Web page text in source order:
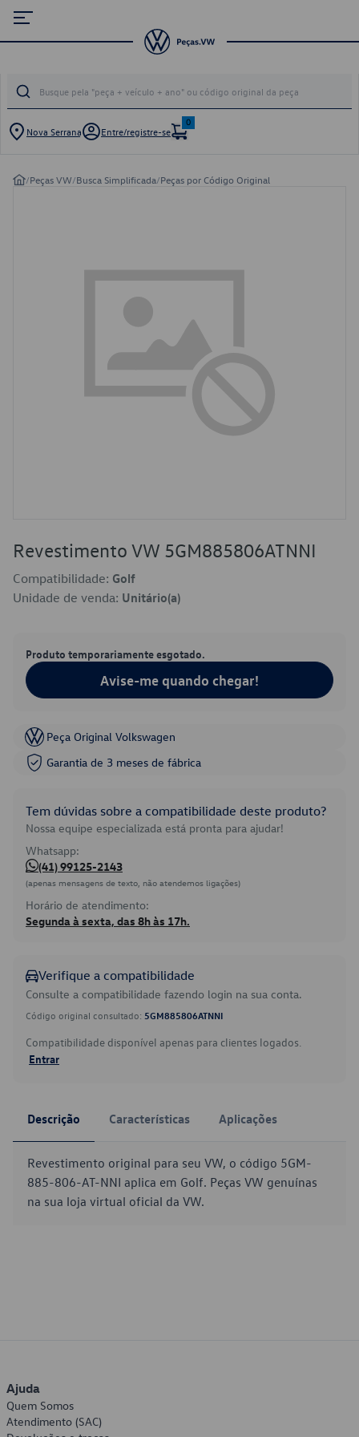
Nova Serrana Entre/registre-se
0
/Peças VW/Busca Simplificada/Peças por Código Original
Revestimento VW 5GM885806ATNNI
Compatibilidade: Golf
Unidade de venda: Unitário(a)
Produto temporariamente esgotado.
Avise-me quando chegar!
Peça Original Volkswagen
Garantia de 3 meses de fábrica
Tem dúvidas sobre a compatibilidade deste produto?
Nossa equipe especializada está pronta para ajudar!
Whatsapp:
(41) 99125-2143
(apenas mensagens de texto, não atendemos ligações)
Horário de atendimento:
Segunda à sexta, das 8h às 17h.
Verifique a compatibilidade
Consulte a compatibilidade fazendo login na sua conta.
Código original consultado: 5GM885806ATNNI
Compatibilidade disponível apenas para clientes logados.
Entrar
Descrição Características Aplicações
Revestimento original para seu VW, o código 5GM-
885-806-AT-NNI aplica em Golf. Peças VW genuínas
na sua loja virtual oficial da VW.
Ajuda
Quem Somos
Atendimento (SAC)